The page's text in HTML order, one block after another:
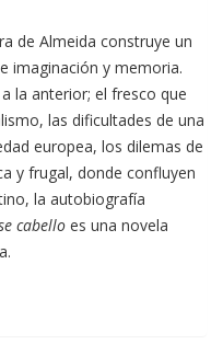
de Almeida construye un
imaginación y memoria.
la anterior; el fresco que
las dificultades de una
europea, los dilemas de
y frugal, donde confluyen
la autobiografía
cabello es una novela